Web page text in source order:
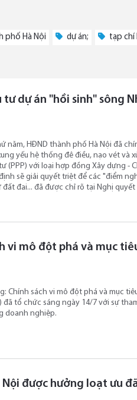
phố Hà Nội dự án; tạp chí
dự án "hồi sinh" sông
năm, HĐND thành phố Hà Nội đã
yếu hệ thống đê điều, nạo vét và
với loại hợp đồng Xây dựng -
sẽ giải quyết triệt để các "điểm
đai... đã được chỉ rõ tại Nghị quyết
vi mô đột phá và mục
Chính sách vi mô đột phá và mục
đã tổ chức sáng ngày 14/7 với sự
doanh nghiệp.
được hưởng loạt ưu